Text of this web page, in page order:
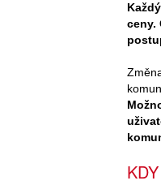
ceny.